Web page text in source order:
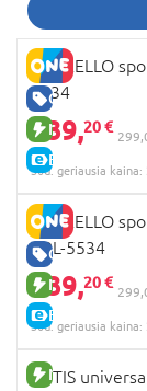
GERA KAINA
NAUJA
E-KAINA
CARRELLO
5534
239,20 €
30d. geriausia kaina:
GERA KAINA
NAUJA
E-KAINA
CARRELLO
CRL-5534
239,20 €
30d. geriausia kaina:
NAUJA
TUTIS